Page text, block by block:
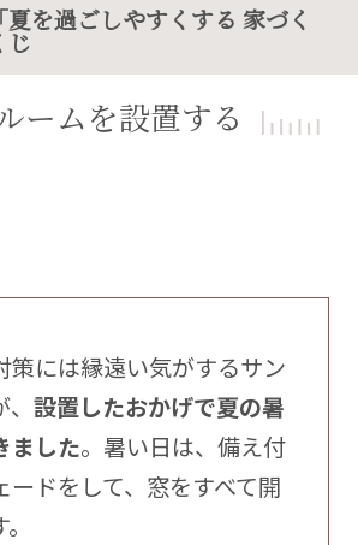
夏を過ごしやすくする 家づく
じ
ームを設置する
策には縁遠い気がするサン
設置したおかげで夏の暑
ました。暑い日は、備え付
ードをして、窓をすべて開